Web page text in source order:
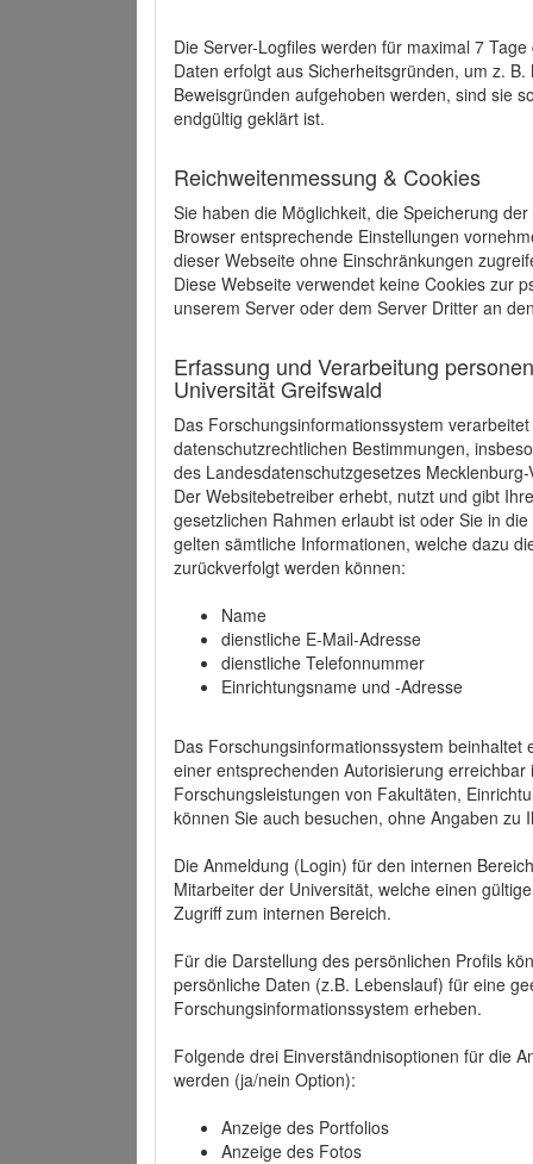
Die Server-Logfiles werden für maximal 7
Daten erfolgt aus Sicherheitsgründen, um z.
Beweisgründen aufgehoben werden, sind sie
endgültig geklärt ist.
Reichweitenmessung & Cookies
Sie haben die Möglichkeit, die Speicherung
Browser entsprechende Einstellungen
dieser Webseite ohne Einschränkungen
Diese Webseite verwendet keine Cookies zur
unserem Server oder dem Server Dritter an
Erfassung und Verarbeitung
Universität Greifswald
Das Forschungsinformationssystem
datenschutzrechtlichen Bestimmungen,
des Landesdatenschutzgesetzes
Der Websitebetreiber erhebt, nutzt und gibt
gesetzlichen Rahmen erlaubt ist oder Sie in
gelten sämtliche Informationen, welche dazu
zurückverfolgt werden können:
Name
dienstliche E-Mail-Adresse
dienstliche Telefonnummer
Einrichtungsname und -Adresse
Das Forschungsinformationssystem beinhaltet
einer entsprechenden Autorisierung
Forschungsleistungen von Fakultäten,
können Sie auch besuchen, ohne Angaben zu
Die Anmeldung (Login) für den internen
Mitarbeiter der Universität, welche einen
Zugriff zum internen Bereich.
Für die Darstellung des persönlichen Profils
persönliche Daten (z.B. Lebenslauf) für eine
Forschungsinformationssystem erheben.
Folgende drei Einverständnisoptionen für die
werden (ja/nein Option):
Anzeige des Portfolios
Anzeige des Fotos